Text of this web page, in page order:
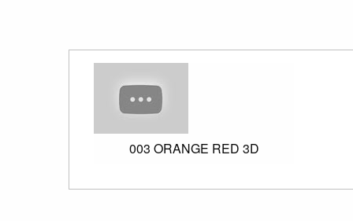
003 ORANGE RED 3D